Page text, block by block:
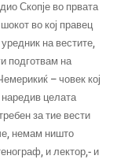
Скопје во првата
во кој правец
на вестите,
подготвам на
– човек кој
целата
за тие вести
немам ништо
и лектор,- и